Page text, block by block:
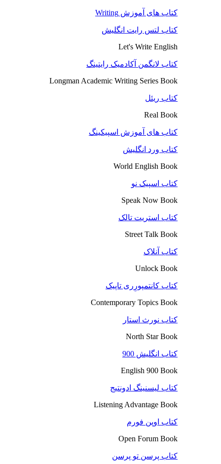
کتاب های آموزش Writing
کتاب لتس رایت انگلیش
Let's Write English
کتاب لانگمن آکادمیک رایتینگ
Longman Academic Writing Series Book
کتاب ریئل
Real Book
کتاب های آموزش اسپیکینگ
کتاب ورد انگلیش
World English Book
کتاب اسپیک نو
Speak Now Book
کتاب استریت تالک
Street Talk Book
کتاب آنلاک
Unlock Book
کتاب کانتمپورِری تاپیک
Contemporary Topics Book
کتاب نورث استار
North Star Book
کتاب انگلیش 900
English 900 Book
کتاب لیسنینگ ادونتیج
Listening Advantage Book
کتاب اوپن فورم
Open Forum Book
کتاب پرسن تو پرسن